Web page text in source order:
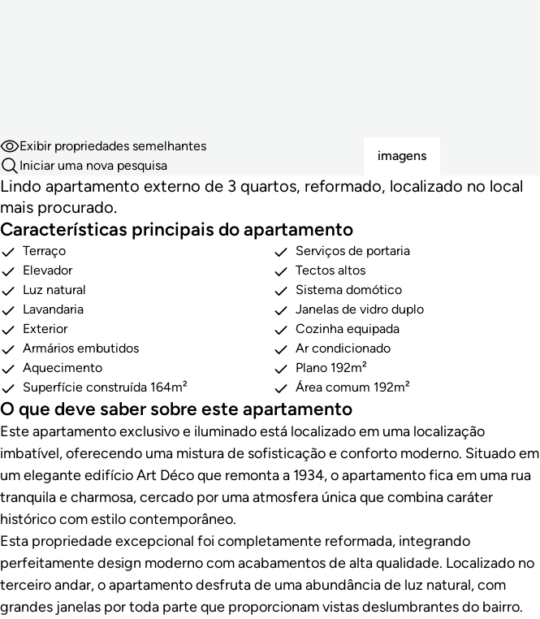
imagens
Exibir propriedades semelhantes
Iniciar uma nova pesquisa
Lindo apartamento externo de 3 quartos, reformado, localizado no local
mais procurado.
Características principais do apartamento
Terraço
Serviços de portaria
Elevador
Tectos altos
Luz natural
Sistema domótico
Lavandaria
Janelas de vidro duplo
Exterior
Cozinha equipada
Armários embutidos
Ar condicionado
Aquecimento
Plano 192m²
Superfície construída 164m²
Área comum 192m²
O que deve saber sobre este apartamento
Este apartamento exclusivo e iluminado está localizado em uma localização
imbatível, oferecendo uma mistura de sofisticação e conforto moderno. Situado em
um elegante edifício Art Déco que remonta a 1934, o apartamento fica em uma rua
tranquila e charmosa, cercado por uma atmosfera única que combina caráter
histórico com estilo contemporâneo.
Esta propriedade excepcional foi completamente reformada, integrando
perfeitamente design moderno com acabamentos de alta qualidade. Localizado no
terceiro andar, o apartamento desfruta de uma abundância de luz natural, com
grandes janelas por toda parte que proporcionam vistas deslumbrantes do bairro.